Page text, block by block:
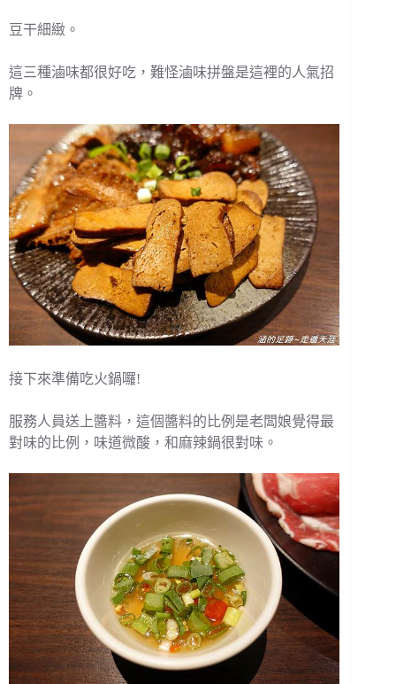
豆干細緻。
這三種滷味都很好吃，難怪滷味拼盤是這裡的人氣招
牌。
接下來準備吃火鍋囉!
服務人員送上醬料，這個醬料的比例是老闆娘覺得最
對味的比例，味道微酸，和麻辣鍋很對味。